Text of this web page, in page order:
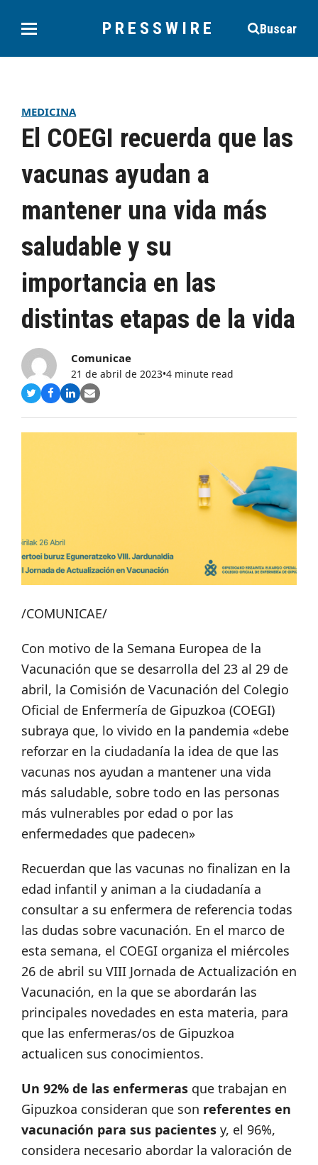
PRESSWIRE Buscar
MEDICINA
El COEGI recuerda que las
vacunas ayudan a
mantener una vida más
saludable y su
importancia en las
distintas etapas de la vida
Comunicae
21 de abril de 2023•4 minute read
Compartir
Twitter
Compartir
Facebook
Compartir
LinkedIn
Share
Email
/COMUNICAE/
Con motivo de la Semana Europea de la
Vacunación que se desarrolla del 23 al 29 de
abril, la Comisión de Vacunación del Colegio
Oficial de Enfermería de Gipuzkoa (COEGI)
subraya que, lo vivido en la pandemia «debe
reforzar en la ciudadanía la idea de que las
vacunas nos ayudan a mantener una vida
más saludable, sobre todo en las personas
más vulnerables por edad o por las
enfermedades que padecen»
Recuerdan que las vacunas no finalizan en la
edad infantil y animan a la ciudadanía a
consultar a su enfermera de referencia todas
las dudas sobre vacunación. En el marco de
esta semana, el COEGI organiza el miércoles
26 de abril su VIII Jornada de Actualización en
Vacunación, en la que se abordarán las
principales novedades en esta materia, para
que las enfermeras/os de Gipuzkoa
actualicen sus conocimientos.
Un 92% de las enfermeras que trabajan en
Gipuzkoa consideran que son referentes en
vacunación para sus pacientes y, el 96%,
considera necesario abordar la valoración de